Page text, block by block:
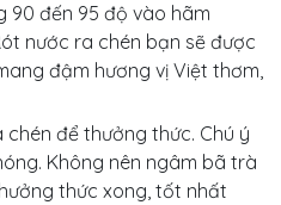
90 đến 95 độ vào hãm
nước ra chén bạn sẽ được
đậm hương vị Việt thơm,
để thưởng thức. Chú ý
Không nên ngâm bã trà
thức xong, tốt nhất